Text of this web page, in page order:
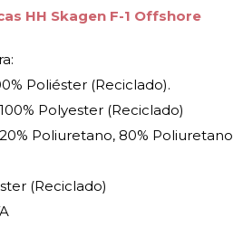
HH Skagen F-1 Offshore
Poliéster (Reciclado).
Polyester (Reciclado)
Poliuretano, 80% Poliuretano
(Reciclado)